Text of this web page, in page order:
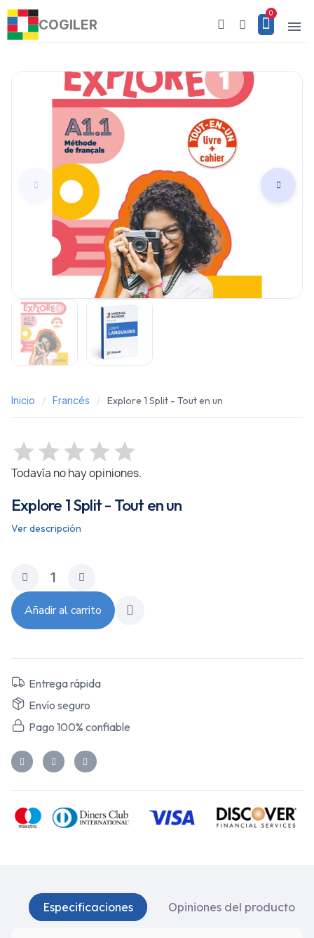
COGILER
Inicio Francés Explore 1 Split - Tout en un
Todavía no hay opiniones.
Explore 1 Split - Tout en un
Ver descripción
Añadir al carrito
Entrega rápida
Envío seguro
Pago 100% confiable
Especificaciones Opiniones del producto